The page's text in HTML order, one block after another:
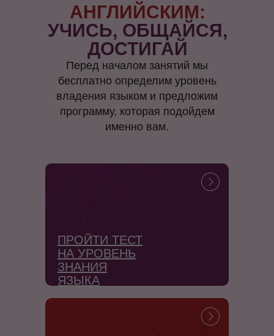
АНГЛИЙСКИМ:
УЧИСЬ, ОБЩАЙСЯ,
ДОСТИГАЙ
Перед началом занятий мы
бесплатно определим уровень
владения языком и предложим
программу, которая подойдем
именно вам.
ПРОЙТИ ТЕСТ
НА УРОВЕНЬ
ЗНАНИЯ
ЯЗЫКА